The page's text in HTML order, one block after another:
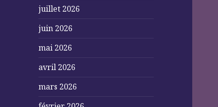
juillet 2026
juin 2026
mai 2026
avril 2026
mars 2026